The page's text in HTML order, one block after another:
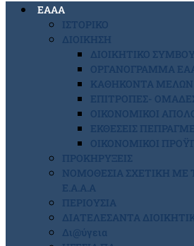
ΕΑΑΑ
ΙΣΤΟΡΙΚΟ
ΔΙΟΙΚΗΣΗ
ΔΙΟΙΚΗΤΙΚΟ
ΟΡΓΑΝΟΓΡΑΜΜΑ
ΚΑΘΗΚΟΝΤΑ ΜΕΛΩΝ
ΕΠΙΤΡΟΠΕΣ-
ΟΙΚΟΝΟΜΙΚΟΙ
ΕΚΘΕΣΕΙΣ
ΟΙΚΟΝΟΜΙΚΟΙ
ΠΡΟΚΗΡΥΞΕΙΣ
ΝΟΜΟΘΕΣΙΑ ΣΧΕΤΙΚΗ ΜΕ
Ε.Α.Α.Α
ΠΕΡΙΟΥΣΙΑ
ΔΙΑΤΕΛΕΣΑΝΤΑ
Δι@ύγεια